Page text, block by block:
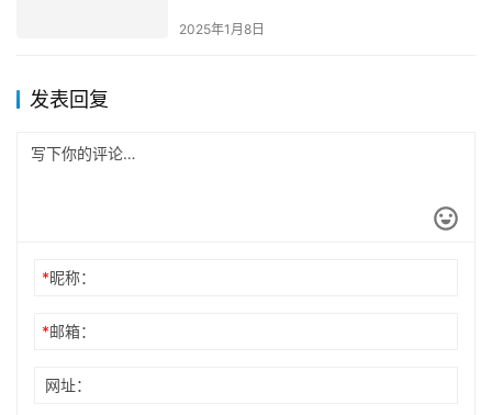
2025年1月8日
发表回复
*昵称：
*邮箱：
网址：